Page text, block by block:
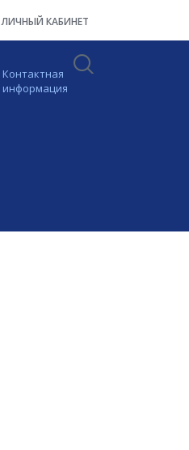
ЛИЧНЫЙ КАБИНЕТ
Контактная
информация